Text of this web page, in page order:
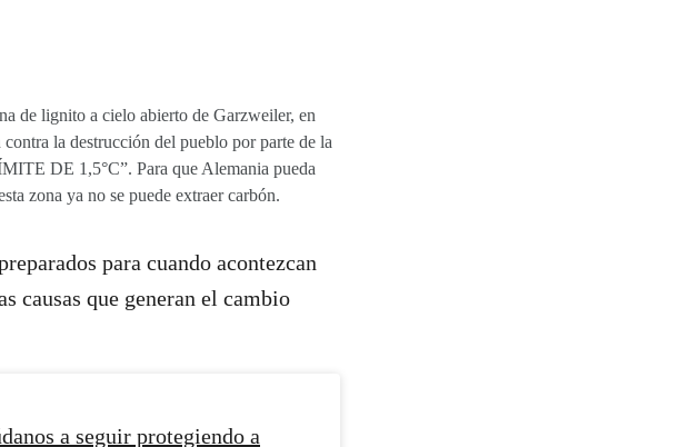
de lignito a cielo abierto de Garzweiler, en
la destrucción del pueblo por parte de la
DE 1,5°C”. Para que Alemania pueda
zona ya no se puede extraer carbón.
para cuando acontezcan
causas que generan el cambio
a seguir protegiendo a